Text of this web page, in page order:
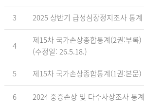
3 2025 상반기 급성심장정지조사 통계
4
제15차 국가손상종합통계(2권:부록)
(수정일: 26.5.18.)
5 제15차 국가손상종합통계(1권:본문)
6 2024 중증손상 및 다수사상조사 통계